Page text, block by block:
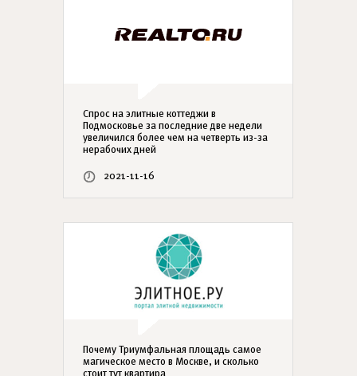
Спрос на элитные коттеджи в
Подмосковье за последние две недели
увеличился более чем на четверть из-за
нерабочих дней
2021-11-16
Почему Триумфальная площадь самое
магическое место в Москве, и сколько